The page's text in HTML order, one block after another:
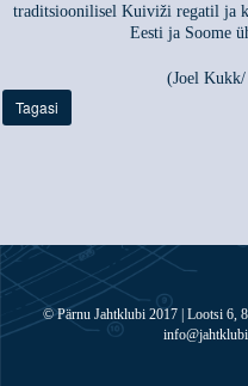
traditsioonilisel Kuiviži regatil ja
Eesti ja Soome
(Joel Kukk/
Tagasi
© Pärnu Jahtklubi 2017 | Lootsi 6,